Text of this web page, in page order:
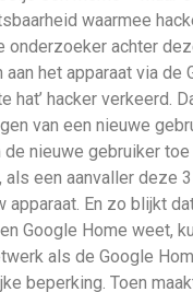
waarmee
achter
het apparaat via
hacker verkeerd.
van een nieuwe
nieuwe gebruiker
als een aanvaller
En zo blijkt
Google Home weet,
als de Google
beperking. Toen